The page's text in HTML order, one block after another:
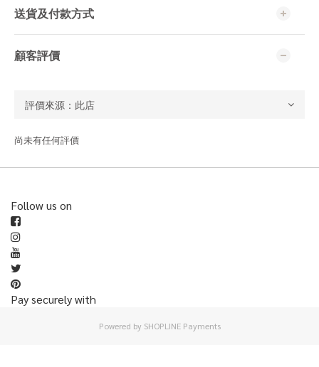
送貨及付款方式
顧客評價
尚未有任何評價
Follow us on
Pay securely with
Powered by SHOPLINE Payments